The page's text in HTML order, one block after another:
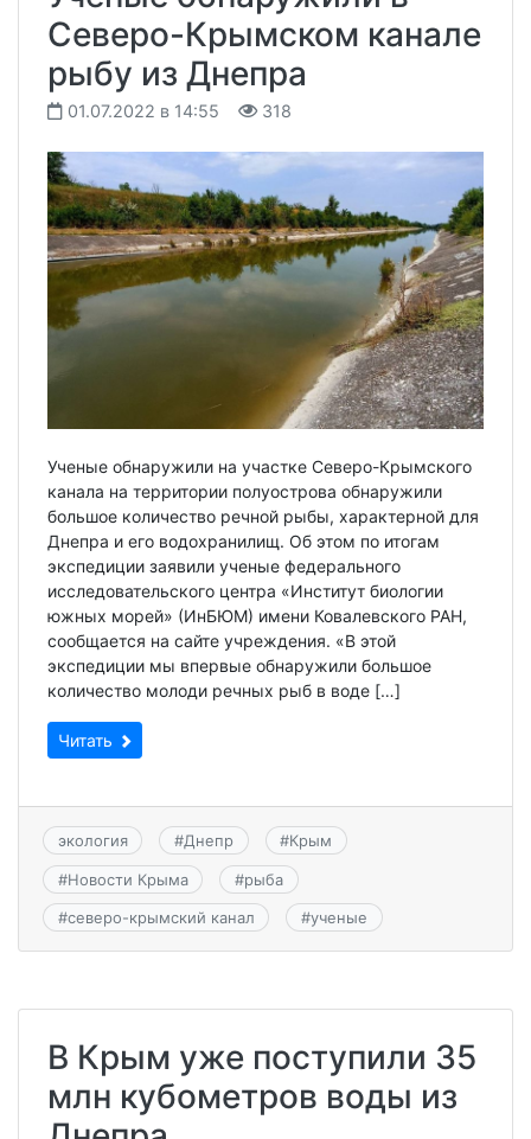
Северо-Крымском канале
рыбу из Днепра
01.07.2022 в 14:55 318
Ученые обнаружили на участке Северо-Крымского
канала на территории полуострова обнаружили
большое количество речной рыбы, характерной для
Днепра и его водохранилищ. Об этом по итогам
экспедиции заявили ученые федерального
исследовательского центра «Институт биологии
южных морей» (ИнБЮМ) имени Ковалевского РАН,
сообщается на сайте учреждения. «В этой
экспедиции мы впервые обнаружили большое
количество молоди речных рыб в воде […]
Читать
экология #Днепр #Крым
#Новости Крыма #рыба
#северо-крымский канал #ученые
В Крым уже поступили 35
млн кубометров воды из